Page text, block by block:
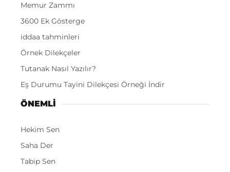
Memur Zammı
3600 Ek Gösterge
iddaa tahminleri
Örnek Dilekçeler
Tutanak Nasıl Yazılır?
Eş Durumu Tayini Dilekçesi Örneği İndir
ÖNEMLI
Hekim Sen
Saha Der
Tabip Sen